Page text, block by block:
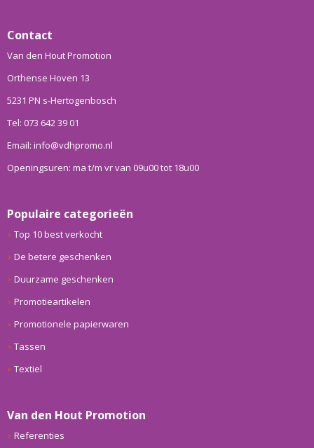
Contact
Van den Hout Promotion
Orthense Hoven 13
5231 PN s-Hertogenbosch
Tel: 073 642 39 01
Email: info@vdhpromo.nl
Openingsuren: ma t/m vr van 09u00 tot 18u00
Populaire categorieën
Top 10 best verkocht
De betere geschenken
Duurzame geschenken
Promotieartikelen
Promotionele papierwaren
Tassen
Textiel
Van den Hout Promotion
Referenties